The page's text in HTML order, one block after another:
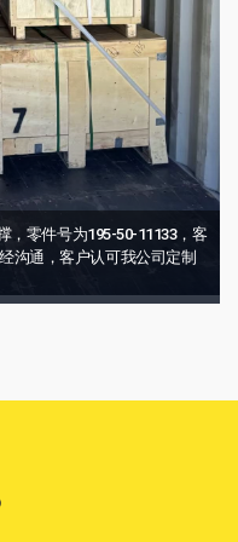
，零件号为195-50-11133，客
沟通，客户认可我公司定制